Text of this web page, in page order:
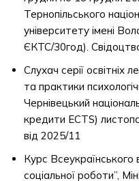
Тернопільського
університету імені
ЄКТС/30год).
Слухач серії освітніх
та практики
Чернівецький
кредити ECTS)
від 2025/11
Курс Всеукраїнського
соціальної роботи”,